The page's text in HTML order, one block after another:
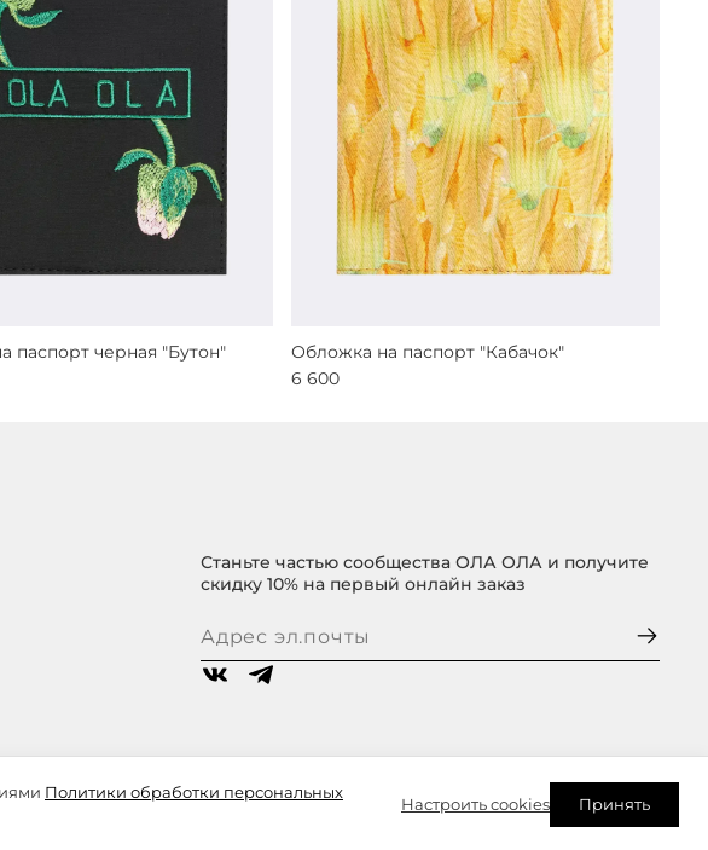
паспорт черная "Бутон"
Обложка на паспорт "Кабачок"
6 600
Станьте частью сообщества ОЛА ОЛА и получите
скидку 10% на первый онлайн заказ
Политики обработки персональных
Настроить cookies Принять